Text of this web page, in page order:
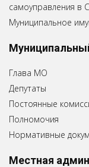
самоуправления в
Муниципальное
Глава МО
Депутаты
Постоянные
Полномочия
Нормативные
Местная